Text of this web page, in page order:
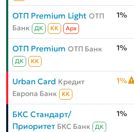
ОТП Premium Light ОТП
Банк
ДК КК Aрх
1%
ОТП Premium ОТП Банк
ДК КК
1%
Urban Card Кредит
Европа Банк
КК
1%
БКС Стандарт/
Приоритет БКС Банк ДК
1%